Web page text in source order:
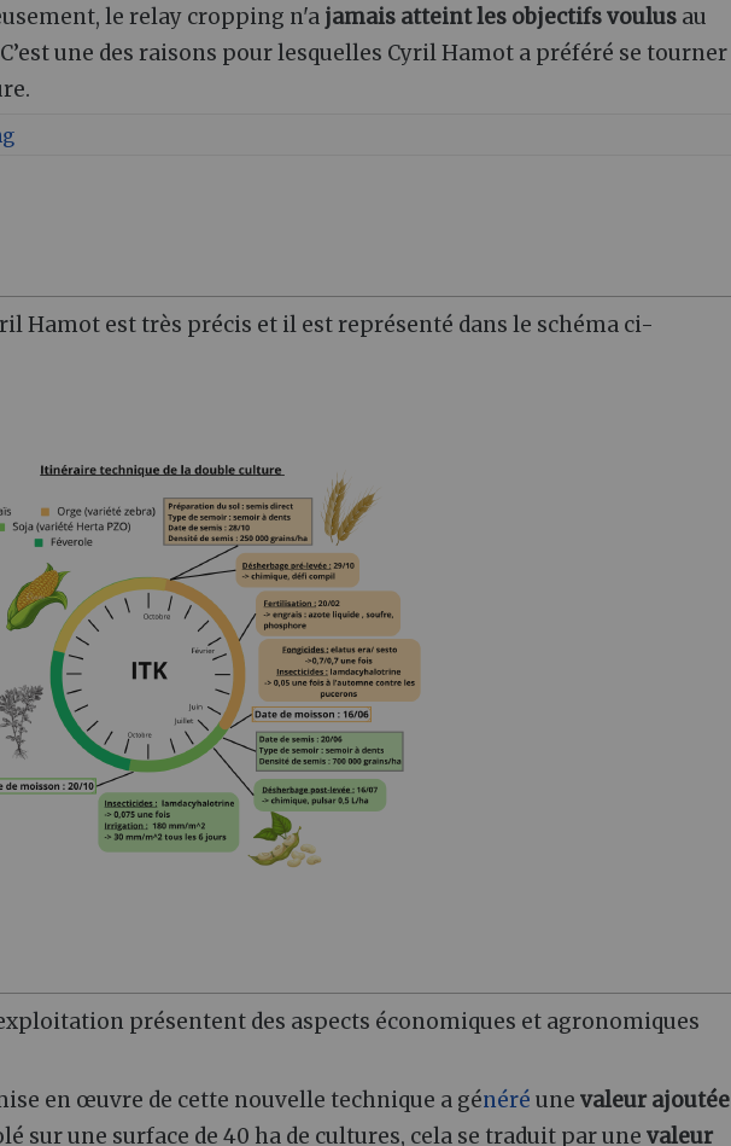
le relay cropping n'a jamais atteint les objectifs voulus au
une des raisons pour lesquelles Cyril Hamot a préféré se tourner
Hamot est très précis et il est représenté dans le schéma ci-
présentent des aspects économiques et agronomiques
en œuvre de cette nouvelle technique a généré unevaleur ajoutée
sur une surface de 40 ha de cultures, cela se traduit par unevaleur